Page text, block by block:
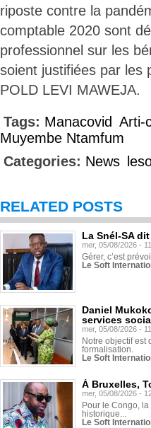
riposte contre la
comptable 2020 sont
professionnel sur les
soient justifiées par les
POLD LEVI MAWEJA.
Tags: Manacovid Arti-
Muyembe Ntamfum
Categories: News
RELATED POSTS
La Snél-SA
mer, 05/08/2026 -
Gérer, c’est
Le Soft
Daniel
services
mer, 05/08/2026 -
Notre objectif est
formalisation.
Le Soft
À Bruxelles,
mer, 05/08/2026 -
Pour le Congo,
historique...
Le Soft